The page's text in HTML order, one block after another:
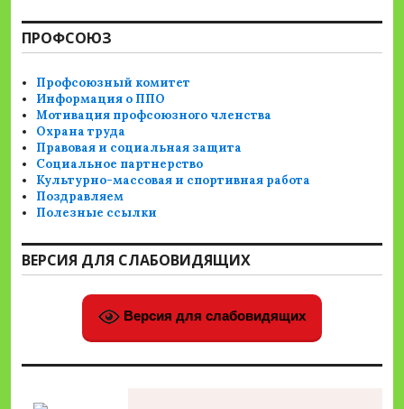
ПРОФСОЮЗ
Профсоюзный комитет
Информация о ППО
Мотивация профсоюзного членства
Охрана труда
Правовая и социальная защита
Социальное партнерство
Культурно-массовая и спортивная работа
Поздравляем
Полезные ссылки
ВЕРСИЯ ДЛЯ СЛАБОВИДЯЩИХ
Версия для слабовидящих